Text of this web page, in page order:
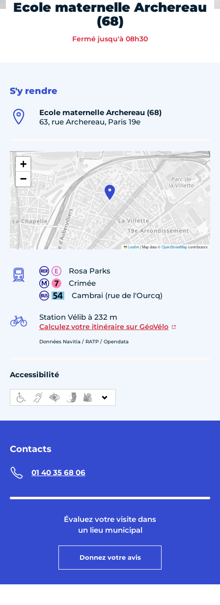
Ecole maternelle Archereau
(68)
Fermé jusqu'à 08h30
S'y rendre
Ecole maternelle Archereau (68)
63, rue Archereau, Paris 19e
+
−
Leaflet|Map data ©OpenStreetMapcontributors
Rosa Parks
Crimée
Cambrai (rue de l'Ourcq)
Station Vélib à 232 m
Calculez votre itinéraire sur GéoVélo
Données Navitia / RATP / Opendata
Accessibilité
Contacts
01 40 35 68 06
Évaluez votre visite dans
un lieu municipal
Donnez votre avis